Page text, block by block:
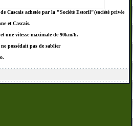
Cascais achetée par la "Société Estoril"(société privée
et Cascais.
une vitesse maximale de 90km/h.
possédait pas de sablier